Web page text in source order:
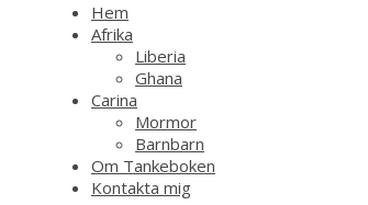
Hem
Afrika
Liberia
Ghana
Carina
Mormor
Barnbarn
Om Tankeboken
Kontakta mig